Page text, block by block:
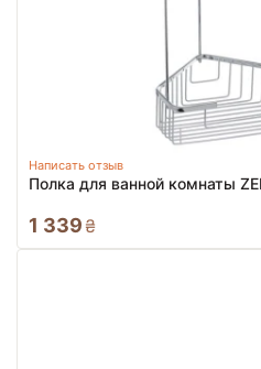
Написать отзыв
Полка для ванной комнаты
1 339 ₴